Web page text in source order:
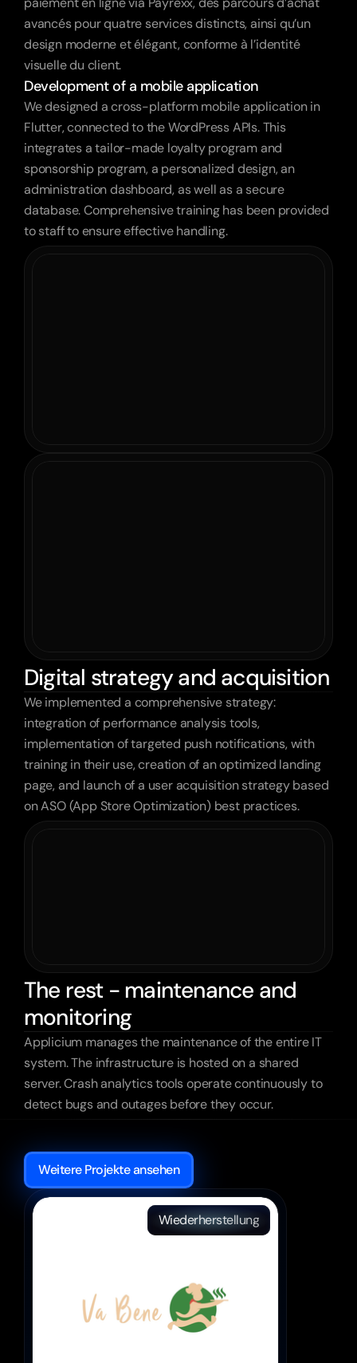
avancés pour quatre services distincts, ainsi qu’un
design moderne et élégant, conforme à l’identité
visuelle du client.
Development of a mobile application
We designed a cross-platform mobile application in
Flutter, connected to the WordPress APIs. This
integrates a tailor-made loyalty program and
sponsorship program, a personalized design, an
administration dashboard, as well as a secure
database. Comprehensive training has been provided
to staff to ensure effective handling.
Digital strategy and acquisition
We implemented a comprehensive strategy:
integration of performance analysis tools,
implementation of targeted push notifications, with
training in their use, creation of an optimized landing
page, and launch of a user acquisition strategy based
on ASO (App Store Optimization) best practices.
The rest - maintenance and
monitoring
Applicium manages the maintenance of the entire IT
system. The infrastructure is hosted on a shared
server. Crash analytics tools operate continuously to
detect bugs and outages before they occur.
WeitereErfolge
Weitere Projekte ansehen
Wiederherstellung